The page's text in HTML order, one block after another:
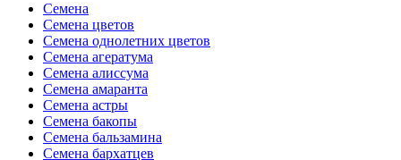
Семена
Семена цветов
Семена однолетних цветов
Семена агератума
Семена алиссума
Семена амаранта
Семена астры
Семена бакопы
Семена бальзамина
Семена бархатцев